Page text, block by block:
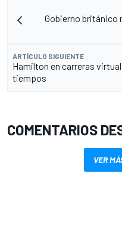
Gobierno británico
ARTÍCULO SIGUIENTE
Hamilton en carreras
tiempos
COMENTARIOS
VER